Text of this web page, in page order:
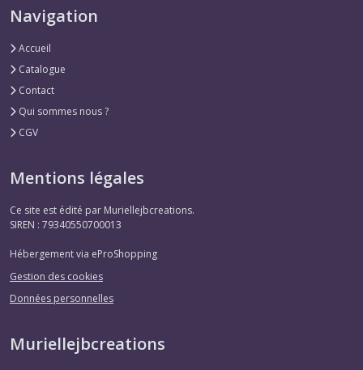
Navigation
Accueil
Catalogue
Contact
Qui sommes nous ?
CGV
Mentions légales
Ce site est édité par Muriellejbcreations.
SIREN : 79340550700013
Hébergement via eProShopping
Gestion des cookies
Données personnelles
Muriellejbcreations